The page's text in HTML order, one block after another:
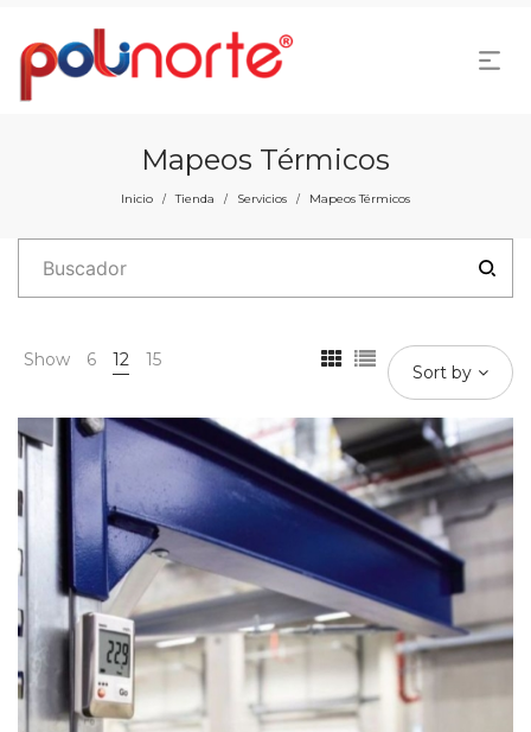
Mapeos Térmicos
Inicio / Tienda / Servicios / Mapeos Térmicos
Show 6 12 15
Sort by